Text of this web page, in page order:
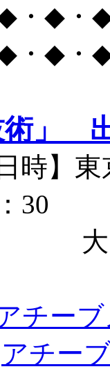
・◆・
・◆・
術」
日時】
30
阪：
チー
アチー